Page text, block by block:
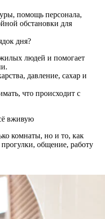
помощь персонала,
обстановки для
дня?
людей и помогает
давление, сахар и
что происходит с
вживую
комнаты, но и то, как
общение, работу